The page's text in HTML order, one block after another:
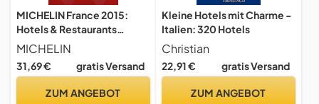
MICHELIN France 2015:
Hotels & Restaurants
(MICHELIN Hotelführer)
MICHELIN
31,69 € gratis Versand
ZUM ANGEBOT
Kleine Hotels mit Charme -
Italien: 320 Hotels
Christian
22,91 € gratis Versand
ZUM ANGEBOT